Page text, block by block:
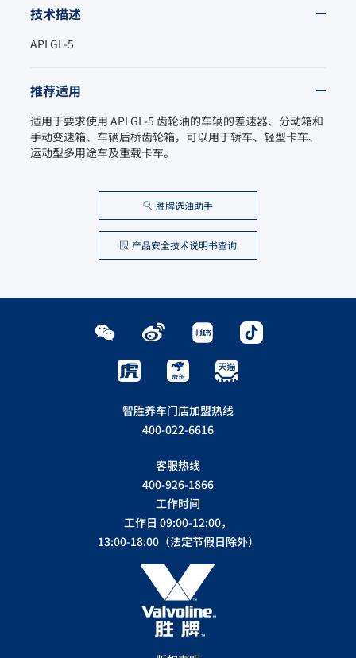
技术描述
API GL-5
推荐适用
适用于要求使用 API GL-5 齿轮油的车辆的差速器、分动箱和
手动变速箱、车辆后桥齿轮箱，可以用于轿车、轻型卡车、
运动型多用途车及重载卡车。
胜牌选油助手
产品安全技术说明书查询
智胜养车门店加盟热线
400-022-6616
客服热线
400-926-1866
工作时间
工作日 09:00-12:00，
13:00-18:00（法定节假日除外）